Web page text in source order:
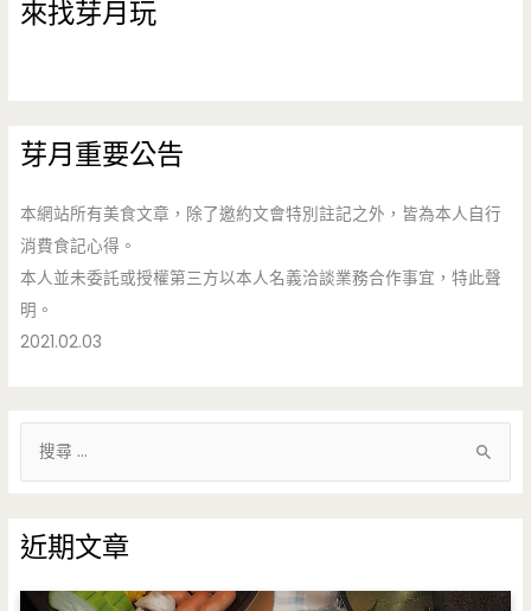
來找芽月玩
芽月重要公告
本網站所有美食文章，除了邀約文會特別註記之外，皆為本人自行
消費食記心得。
本人並未委託或授權第三方以本人名義洽談業務合作事宜，特此聲
明。
2021.02.03
鍵
字
:
近期文章